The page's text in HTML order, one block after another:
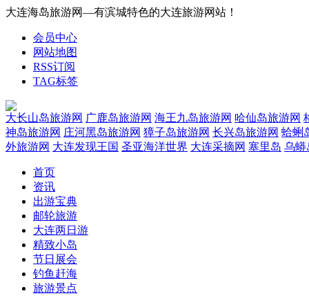
大连海岛旅游网—有滨城特色的大连旅游网站！
会员中心
网站地图
RSS订阅
TAG标签
大长山岛旅游网 广鹿岛旅游网 海王九岛旅游网 哈仙岛旅游网
神岛旅游网 庄河黑岛旅游网 獐子岛旅游网 长兴岛旅游网 蛤蜊
外旅游网 大连发现王国 圣亚海洋世界 大连采摘网 塞里岛 乌蟒
首页
资讯
出游宝典
邮轮旅游
大连两日游
精致小岛
节日展会
钓鱼赶海
旅游景点